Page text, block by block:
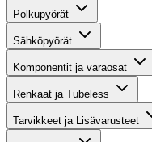
Polkupyörät
Sähköpyörät
Komponentit ja varaosat
Renkaat ja Tubeless
Tarvikkeet ja Lisävarusteet